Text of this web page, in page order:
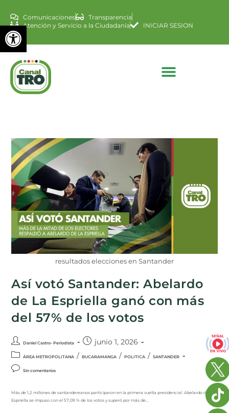
Abrir barra de
Comunicaciones
Transparencia
Atención y Servicio a la Ciudadanía
INICIAR SESION
resultados elecciones en Santander
Así votó Santander: Abelardo
de La Espriella ganó con más
del 57% de los votos
Daniel Castro- Periodista junio 1, 2026
ÁREA METROPOLITANA / BUCARAMANGA / POLITICA / SANTANDER
Sin comentarios
Más de 1,2 millones de santandereanos participaron en la primera vuelta presidencial. Abelardo de La
Espriella se impuso con el 57,09 % de los votos y superó por más de…